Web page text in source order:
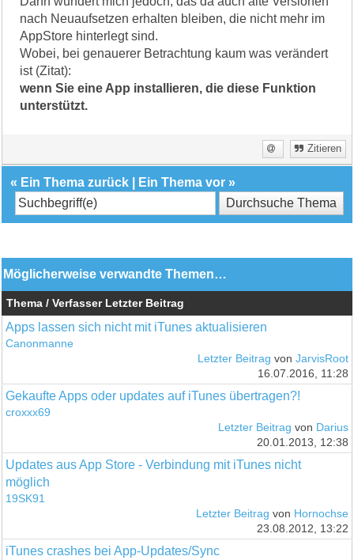
nach Neuaufsetzen erhalten bleiben, die nicht mehr im
AppStore hinterlegt sind.
Wobei, bei genauerer Betrachtung kaum was verändert
ist (Zitat):
wenn Sie eine App installieren, die diese Funktion
unterstützt.
Zitieren
« Ein Thema zurück Ein Thema vor »
Möglicherweise verwandte Themen…
Thema / Verfasser Letzter Beitrag
Apps lassen sich nicht mit iTunes aktualisieren
Canonmanne
Letzter Beitrag von JarvisRoot
16.07.2016, 11:28
Gekaufte Apps oder updates auf iTunes übertragen?!
croxxx69
Letzter Beitrag von Darius
20.01.2013, 12:38
Updates aus App Store - Verbindung mit iTunes nicht
möglich
19SK91
Letzter Beitrag von Hornochse
23.08.2012, 13:22
iTunes crashes bei App-Updates/Sync